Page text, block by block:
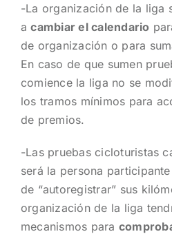
-La organización de la liga
acambiar el calendario
de organización o para
En caso de que sumen
comience la liga no se
los tramos mínimos para
de premios.
-Las pruebas cicloturistas
será la persona
de “autoregistrar” sus
organización de la liga
mecanismos para